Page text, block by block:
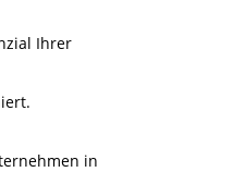
Ihrer
in